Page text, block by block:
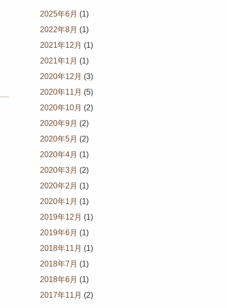
2025年6月 (1)
2022年8月 (1)
2021年12月 (1)
2021年1月 (1)
2020年12月 (3)
2020年11月 (5)
2020年10月 (2)
2020年9月 (2)
2020年5月 (2)
2020年4月 (1)
2020年3月 (2)
2020年2月 (1)
2020年1月 (1)
2019年12月 (1)
2019年6月 (1)
2018年11月 (1)
2018年7月 (1)
2018年6月 (1)
2017年11月 (2)